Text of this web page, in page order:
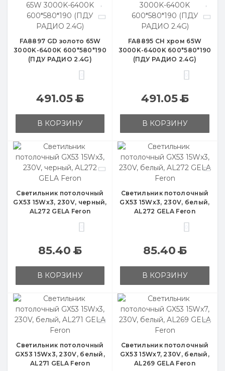
FA8897 GD золото 65W
3000K-6400K 600*580*190
(ПДУ РАДИО 2.4G)
491.05Б
В КОРЗИНУ
FA8895 CH хром 65W
3000K-6400K 600*580*190
(ПДУ РАДИО 2.4G)
491.05Б
В КОРЗИНУ
Светильник потолочный
GX53 15Wx3, 230V, черный,
AL272 GELA Feron
85.40Б
В КОРЗИНУ
Светильник потолочный
GX53 15Wx3, 230V, белый,
AL272 GELA Feron
85.40Б
В КОРЗИНУ
Светильник потолочный
GX53 15Wx3, 230V, белый,
AL271 GELA Feron
Светильник потолочный
GX53 15Wx7, 230V, белый,
AL269 GELA Feron